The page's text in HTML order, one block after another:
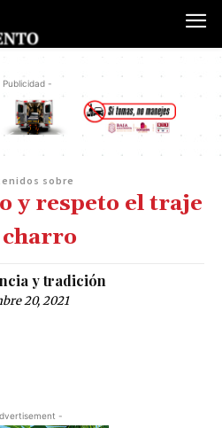
Publicidad -
sobre
y respeto el traje
charro
y tradición
20, 2021
-